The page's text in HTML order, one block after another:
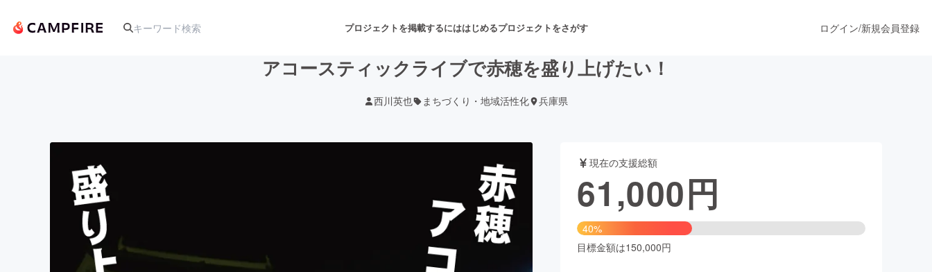
プロジェクトを掲載するにははじめるプロジェクトをさがす
舞台・パフォーマンス
フード・飲食店 ファッション
映像・映画
ログイン/新規会員登録
アコースティックライブで赤穂を盛り上げたい！
西川英也 まちづくり・地域活性化 兵庫県
現在の支援総額
61,000円
40%
目標金額は150,000円